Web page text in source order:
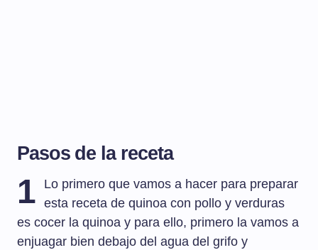
Pasos de la receta
1
Lo primero que vamos a hacer para preparar
esta receta de quinoa con pollo y verduras
es cocer la quinoa y para ello, primero la vamos a
enjuagar bien debajo del agua del grifo y